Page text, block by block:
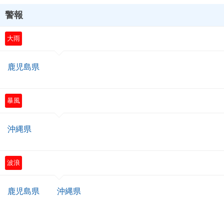
警報
大雨
鹿児島県
暴風
沖縄県
波浪
鹿児島県 沖縄県